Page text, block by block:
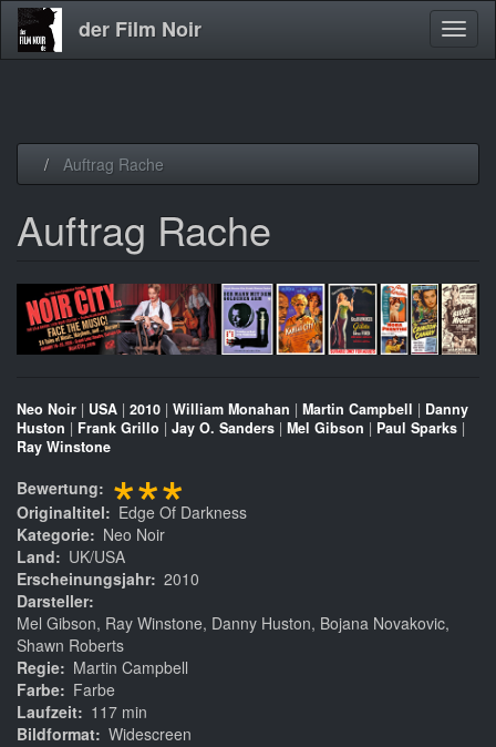
der Film Noir
Auftrag Rache
Auftrag Rache
Neo Noir | USA | 2010 | William Monahan | Martin Campbell | Danny
Huston | Frank Grillo | Jay O. Sanders | Mel Gibson | Paul Sparks |
Ray Winstone
Bewertung ***
Originaltitel
Edge Of Darkness
Kategorie
Neo Noir
Land
UK/USA
Erscheinungsjahr 2010
Darsteller
Mel Gibson, Ray Winstone, Danny Huston, Bojana Novakovic,
Shawn Roberts
Regie
Martin Campbell
Farbe
Farbe
Laufzeit
117 min
Bildformat Widescreen